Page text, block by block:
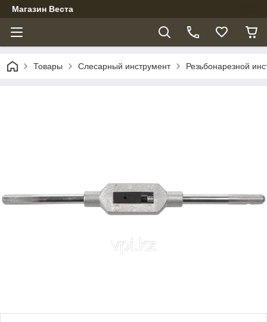
Магазин Веста
Товары Слесарный инструмент Резьбонарезной